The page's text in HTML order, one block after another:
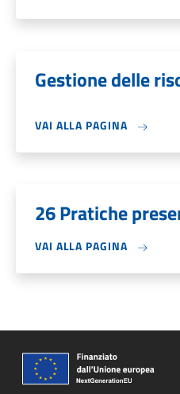
Gestione delle
VAI ALLA PAGINA
26 Pratiche
VAI ALLA PAGINA